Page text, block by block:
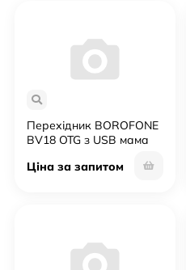
Перехідник BOROFONE
BV18 OTG з USB мама
3A MAX
Ціна за запитом